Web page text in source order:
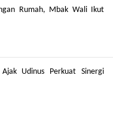
Rumah, Mbak Wali Ikut
Udinus Perkuat Sinergi